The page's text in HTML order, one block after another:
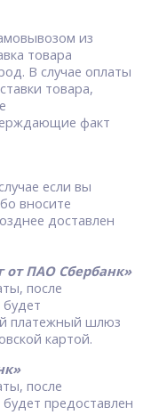
из
товара
В случае оплаты
товара,
факт
если вы
вносите
доставлен
от ПАО Сбербанк»
после
платежный шлюз
картой.
после
предоставлен